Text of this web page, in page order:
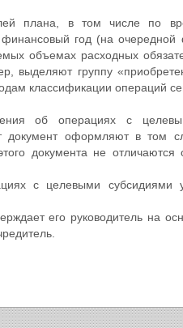
плана, в том числе по
год (на
объемах расходных
выделяют группу
классификации операций
об операциях с
оформляют в том
документа не
с целевыми субсидиями
его руководитель на